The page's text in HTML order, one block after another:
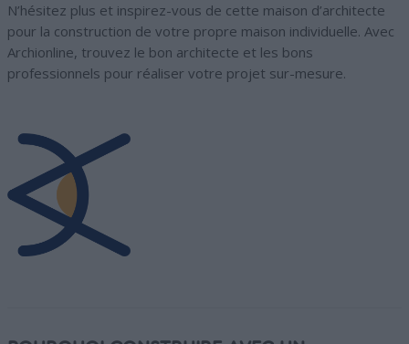
N’hésitez plus et inspirez-vous de cette maison d’architecte
pour la construction de votre propre maison individuelle. Avec
Archionline, trouvez le bon architecte et les bons
professionnels pour réaliser votre projet sur-mesure.